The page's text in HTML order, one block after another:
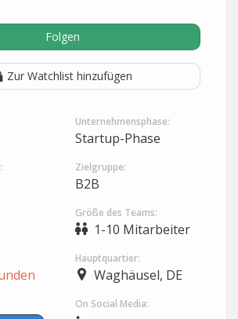
Folgen
Zur Watchlist hinzufügen
Unternehmensphase:
Startup-Phase
Zielgruppe:
B2B
Größe des Teams:
1-10 Mitarbeiter
Hauptquartier:
Waghäusel, DE
On Social Media: